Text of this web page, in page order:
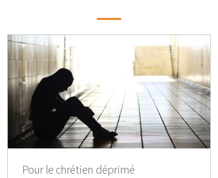
Pour le chrétien déprimé